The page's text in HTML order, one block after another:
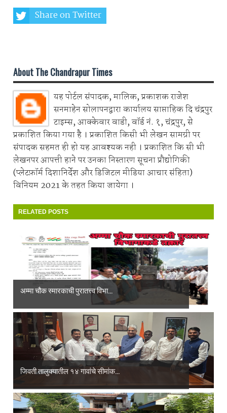
Share on Twitter
About The Chandrapur Times
यह पोर्टल संपादक, मालिक, प्रकाशक राजेश
सनमाहेन सोलापनद्वारा कार्यालय साप्ताहिक दि चंद्रपुर
टाइम्स, आक्केवार वाडी, वॉर्ड नं. १, चंद्रपुर, से
प्रकाशित किया गया है । प्रकाशित किसी भी लेखन सामग्री पर
संपादक सहमत ही हो यह आवश्यक नही । प्रकाशित कि सी भी
लेखनपर आपत्ती हाने पर उनका निस्तारण सूचना प्रौद्योगिकी
(प्लेटफ़ॉर्म दिशानिर्देश और डिजिटल मीडिया आचार संहिता)
विनियम 2021 के तहत किया जायेगा ।
RELATED POSTS
अम्मा चौक स्मारकाची पुरातत्त्व विभा...
जिवती तालुक्यातील १४ गावांचे सीमांक...